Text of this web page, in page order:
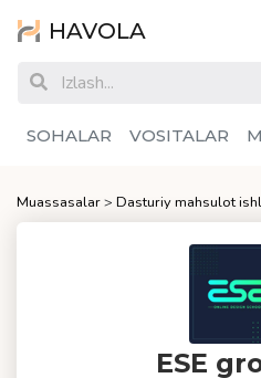
HAVOLA
SOHALAR VOSITALAR
Muassasalar> Dasturiy mahsulot
ESE